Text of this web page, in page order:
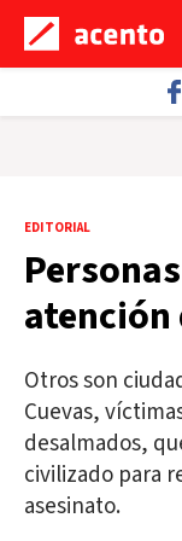
EDITORIAL
atención
Otros son
Cuevas,
desalmados,
civilizado para
asesinato.